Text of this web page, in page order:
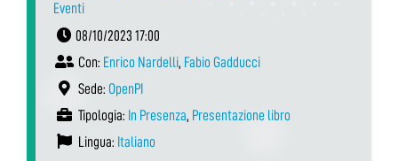
Eventi
08/10/2023 17:00
Con: Enrico Nardelli, Fabio Gadducci
Sede: OpenPI
Tipologia: In Presenza, Presentazione libro
Lingua: Italiano